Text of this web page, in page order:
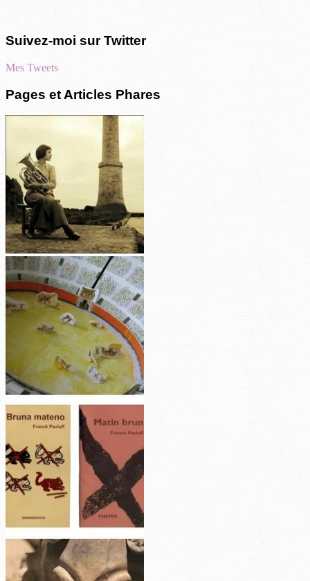
Suivez-moi sur Twitter
Mes Tweets
Pages et Articles Phares